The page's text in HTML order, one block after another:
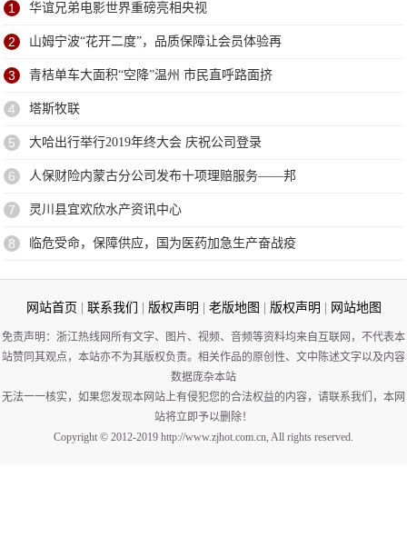
1 华谊兄弟电影世界重磅亮相央视
2 山姆宁波“花开二度”，品质保障让会员体验再
3 青桔单车大面积“空降”温州 市民直呼路面挤
4 塔斯牧联
5 大哈出行举行2019年终大会 庆祝公司登录
6 人保财险内蒙古分公司发布十项理赔服务——邦
7 灵川县宜欢欣水产资讯中心
8 临危受命，保障供应，国为医药加急生产奋战疫
网站首页 联系我们 版权声明 老版地图 版权声明 网站地图
免责声明：浙江热线网所有文字、图片、视频、音频等资料均来自互联网，不代表本
站赞同其观点，本站亦不为其版权负责。相关作品的原创性、文中陈述文字以及内容
数据庞杂本站
无法一一核实，如果您发现本网站上有侵犯您的合法权益的内容，请联系我们，本网
站将立即予以删除！
Copyright © 2012-2019 http://www.zjhot.com.cn, All rights reserved.